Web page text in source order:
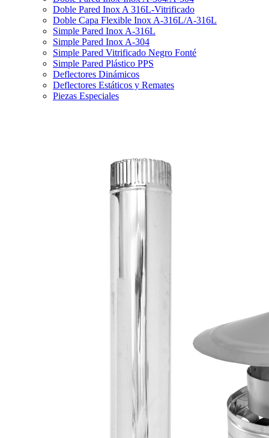
Doble Pared Inox A 316L-Vitrificado
Doble Capa Flexible Inox A-316L/A-316L
Simple Pared Inox A-316L
Simple Pared Inox A-304
Simple Pared Vitrificado Negro Fonté
Simple Pared Plástico PPS
Deflectores Dinámicos
Deflectores Estáticos y Remates
Piezas Especiales